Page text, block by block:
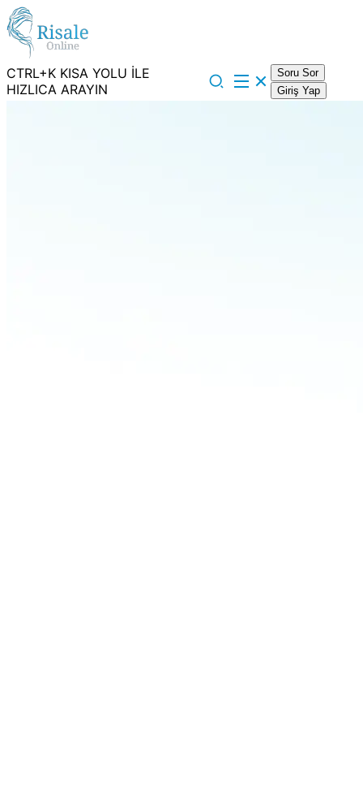
CTRL+K KISA YOLU İLE
HIZLICA ARAYIN
Soru Sor
Giriş Yap